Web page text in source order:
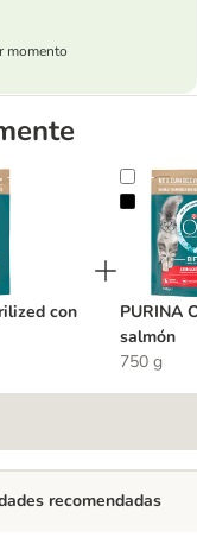
momento
interiorcon vacuno
con
PURINA
salmón
750 g
recomendadas